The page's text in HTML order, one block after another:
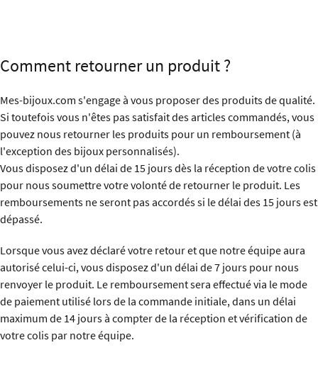
Comment retourner un produit ?
Mes-bijoux.com s'engage à vous proposer des produits de qualité.
Si toutefois vous n'êtes pas satisfait des articles commandés, vous
pouvez nous retourner les produits pour un remboursement (à
l'exception des bijoux personnalisés).
Vous disposez d'un délai de 15 jours dès la réception de votre colis
pour nous soumettre votre volonté de retourner le produit. Les
remboursements ne seront pas accordés si le délai des 15 jours est
dépassé.
Lorsque vous avez déclaré votre retour et que notre équipe aura
autorisé celui-ci, vous disposez d'un délai de 7 jours pour nous
renvoyer le produit. Le remboursement sera effectué via le mode
de paiement utilisé lors de la commande initiale, dans un délai
maximum de 14 jours à compter de la réception et vérification de
votre colis par notre équipe.